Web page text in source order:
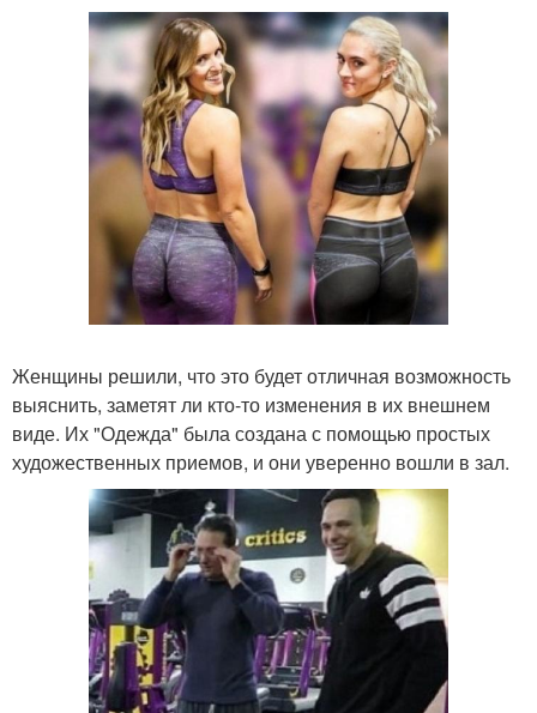
Женщины решили, что это будет отличная возможность
выяснить, заметят ли кто-то изменения в их внешнем
виде. Их "Одежда" была создана с помощью простых
художественных приемов, и они уверенно вошли в зал.